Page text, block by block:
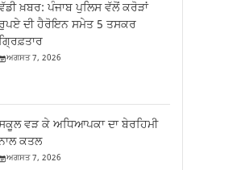
ਖ਼ਬਰ: ਪੰਜਾਬ ਪੁਲਿਸ ਵੱਲੋਂ ਕਰੋੜਾਂ
ਦੀ ਹੈਰੋਇਨ ਸਮੇਤ 5 ਤਸਕਰ
ਅਗਸਤ 7, 2026
ਵੜ ਕੇ ਅਧਿਆਪਕਾ ਦਾ ਬੇਰਹਿਮੀ
ਕਤਲ
ਅਗਸਤ 7, 2026